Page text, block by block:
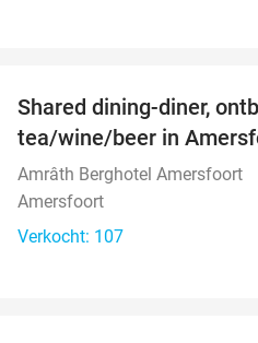
Shared dining-diner,
tea/wine/beer in
Amrâth Berghotel Amersfoort
Amersfoort
Verkocht: 107